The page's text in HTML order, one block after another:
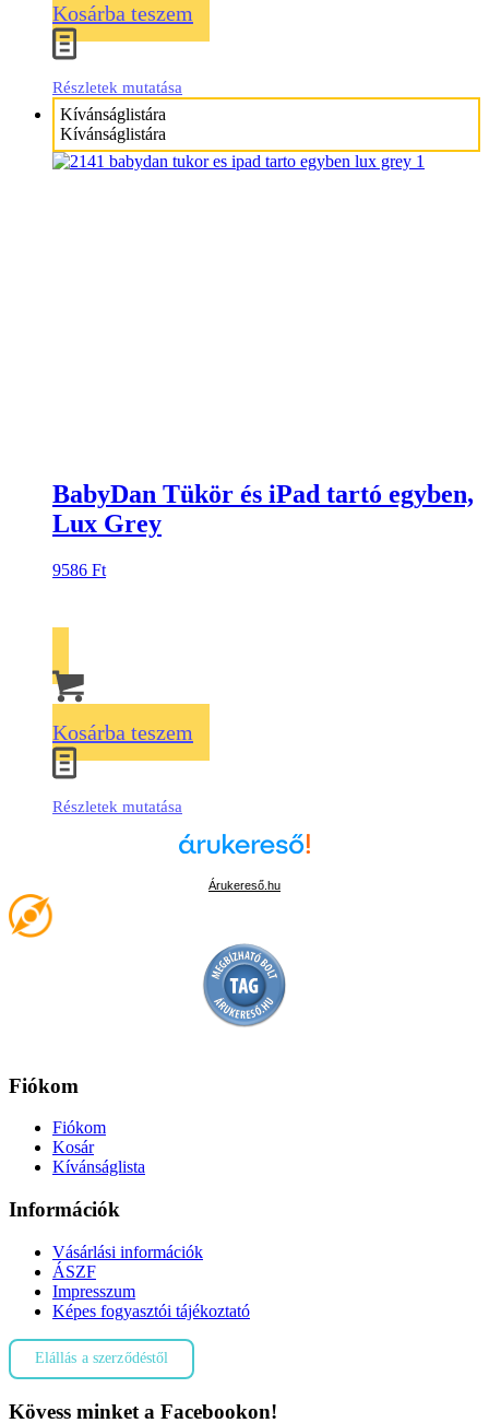
Kosárba teszem
Részletek mutatása
Kívánságlistára
Kívánságlistára
BabyDan Tükör és iPad tartó egyben,
Lux Grey
9586 Ft
Kosárba teszem
Részletek mutatása
Árukereső.hu
Fiókom
Fiókom
Kosár
Kívánságlista
Információk
Vásárlási információk
ÁSZF
Impresszum
Képes fogyasztói tájékoztató
Elállás a szerződéstől
Kövess minket a Facebookon!